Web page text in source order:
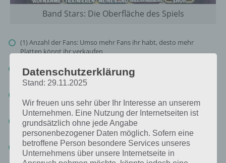
Band Stars: Die Oberfläche des Spiels
(1) Anzahl der Fans: Umso mehr Fans ihr habt, desto mehr
Platten könnt ihr verkaufen
(2) Münzen: Ihr erhaltet Tantiemen und für die Anzahl verkaufter
Platten Geld.
braucht ihr Inspirado
(4) Drink: Hat ein Bandmitglied in Band Stars keine Energie mehr,
so könnt ihr dieses mit Drinks auffüllen (siehe Tipp 5)
(5) Aufnahme: Nimm einen neuen Song auf (achte auf die richtige
Kombination von Genre und Songtext) ->Zu den Tipps
Datenschutzerklärung
Stand: 29.11.2025
Wir freuen uns sehr über Ihr Interesse an unserem
Unternehmen. Eine Nutzung der Internetseiten ist
grundsätzlich ohne jede Angabe
personenbezogener Daten möglich. Sofern eine
betroffene Person besondere Services unseres
Unternehmens über unsere Internetseite in